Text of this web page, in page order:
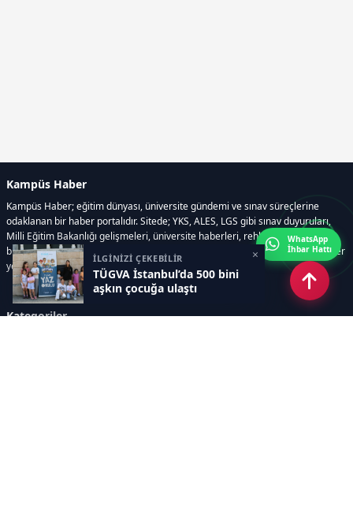
İLGİNİZİ ÇEKEBİLİR
TÜGVA İstanbul’da 500 bini
aşkın çocuğa ulaştı
×
Kampüs Haber
Kampüs Haber; eğitim dünyası, üniversite gündemi ve sınav süreçlerine
odaklanan bir haber portalıdır. Sitede; YKS, ALES, LGS gibi sınav duyuruları,
Milli Eğitim Bakanlığı gelişmeleri, üniversite haberleri, rehberlik içerikleri,
bilim ve teknoloji alanındaki yenilikler ile öğrenci yaşamına dair güncel bilgiler
yer alır.
Kategoriler
WhatsApp
İhbar Hattı